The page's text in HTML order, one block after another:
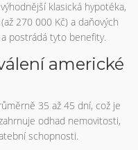
klasická hypotéka,
270 000 Kč) a daňových
postrádá tyto benefity.
americké
35 až 45 dní, což je
odhad nemovitosti,
schopnosti.